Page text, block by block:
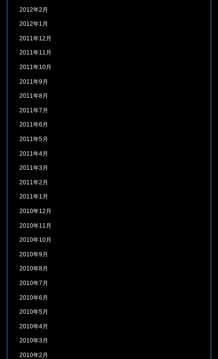
2012年2月
2012年1月
2011年12月
2011年11月
2011年10月
2011年9月
2011年8月
2011年7月
2011年6月
2011年5月
2011年4月
2011年3月
2011年2月
2011年1月
2010年12月
2010年11月
2010年10月
2010年9月
2010年8月
2010年7月
2010年6月
2010年5月
2010年4月
2010年3月
2010年2月